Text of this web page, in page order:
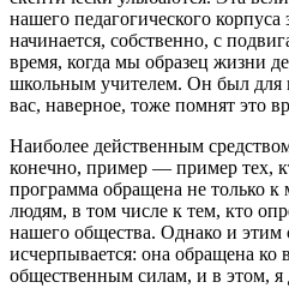
нашего педагогического
начинается, собственно, с
время, когда мы образец жизни
школьным учителем. Он был для
вас, наверное, тоже помнят это
Наиболее действенным
конечно, пример — пример тех,
программа обращена не только
людям, в том числе к тем, кто
нашего общества. Однако и
исчерпывается: она обращена ко
общественным силам, и в этом, я